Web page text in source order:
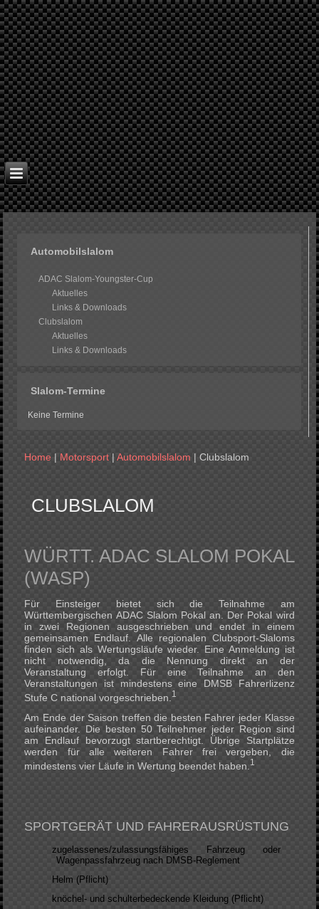
Automobilslalom
ADAC Slalom-Youngster-Cup
Aktuelles
Links & Downloads
Clubslalom
Aktuelles
Links & Downloads
Slalom-Termine
Keine Termine
Home | Motorsport |Automobilslalom |Clubslalom
CLUBSLALOM
WÜRTT. ADAC SLALOM POKAL
(WASP)
Für Einsteiger bietet sich die Teilnahme am
Württembergischen ADAC Slalom Pokal an. Der Pokal wird
in zwei Regionen ausgeschrieben und endet in einem
gemeinsamen Endlauf. Alle regionalen Clubsport-Slaloms
finden sich als Wertungsläufe wieder. Eine Anmeldung ist
nicht notwendig, da die Nennung direkt an der
Veranstaltung erfolgt. Für eine Teilnahme an den
Veranstaltungen ist mindestens eine DMSB Fahrerlizenz
Stufe C national vorgeschrieben. 1
Am Ende der Saison treffen die besten Fahrer jeder Klasse
aufeinander. Die besten 50 Teilnehmer jeder Region sind
am Endlauf bevorzugt startberechtigt. Übrige Startplätze
werden für alle weiteren Fahrer frei vergeben, die
mindestens vier Läufe in Wertung beendet haben. 1
SPORTGERÄT UND FAHRERAUSRÜSTUNG
zugelassenes/zulassungsfähiges Fahrzeug oder
Wagenpassfahrzeug nach DMSB-Reglement
Helm (Pflicht)
knöchel- und schulterbedeckende Kleidung (Pflicht)